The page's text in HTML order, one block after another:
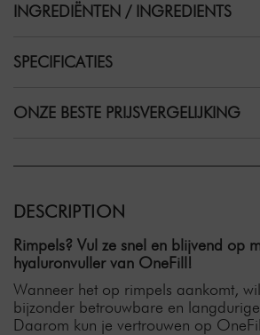
INGREDIËNTEN / INGREDIENTS
SPECIFICATIES
ONZE BESTE PRIJSVERGELIJKING
DESCRIPTION
Rimpels? Vul ze snel en blijvend op
hyaluronvuller van OneFill!
Wanneer het op rimpels aankomt,
bijzonder betrouwbare en
Daarom kun je vertrouwen op